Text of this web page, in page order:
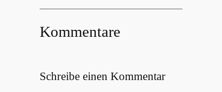
Kommentare
Schreibe einen Kommentar